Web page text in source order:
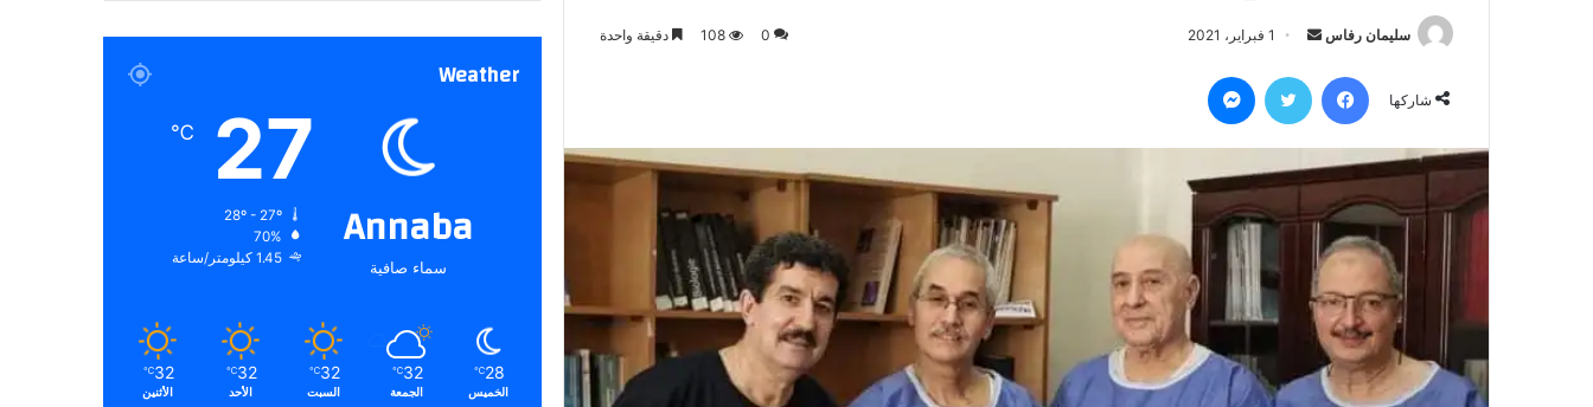
سليمان رفاس
أرسل
إلكترونيا
1 فبراير، 2021 0
108 دقيقة واحدة
شاركها
فيسبوك تويتر Weather
Annaba
سماء صافية
27
℃
70%
1.45 كيلومتر/ساعة
28
℃
الخميس
32
℃
الجمعة
32
℃
السبت
32
℃
الأحد
32
℃
الأثنين